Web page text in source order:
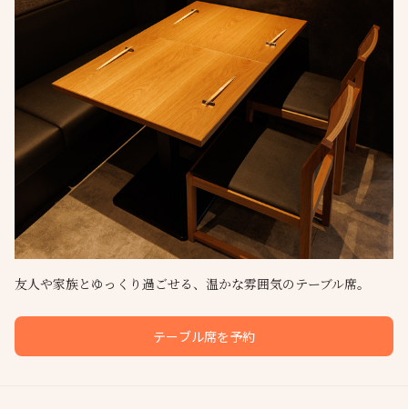
友人や家族とゆっくり過ごせる、温かな雰囲気のテーブル席。
テーブル席を予約